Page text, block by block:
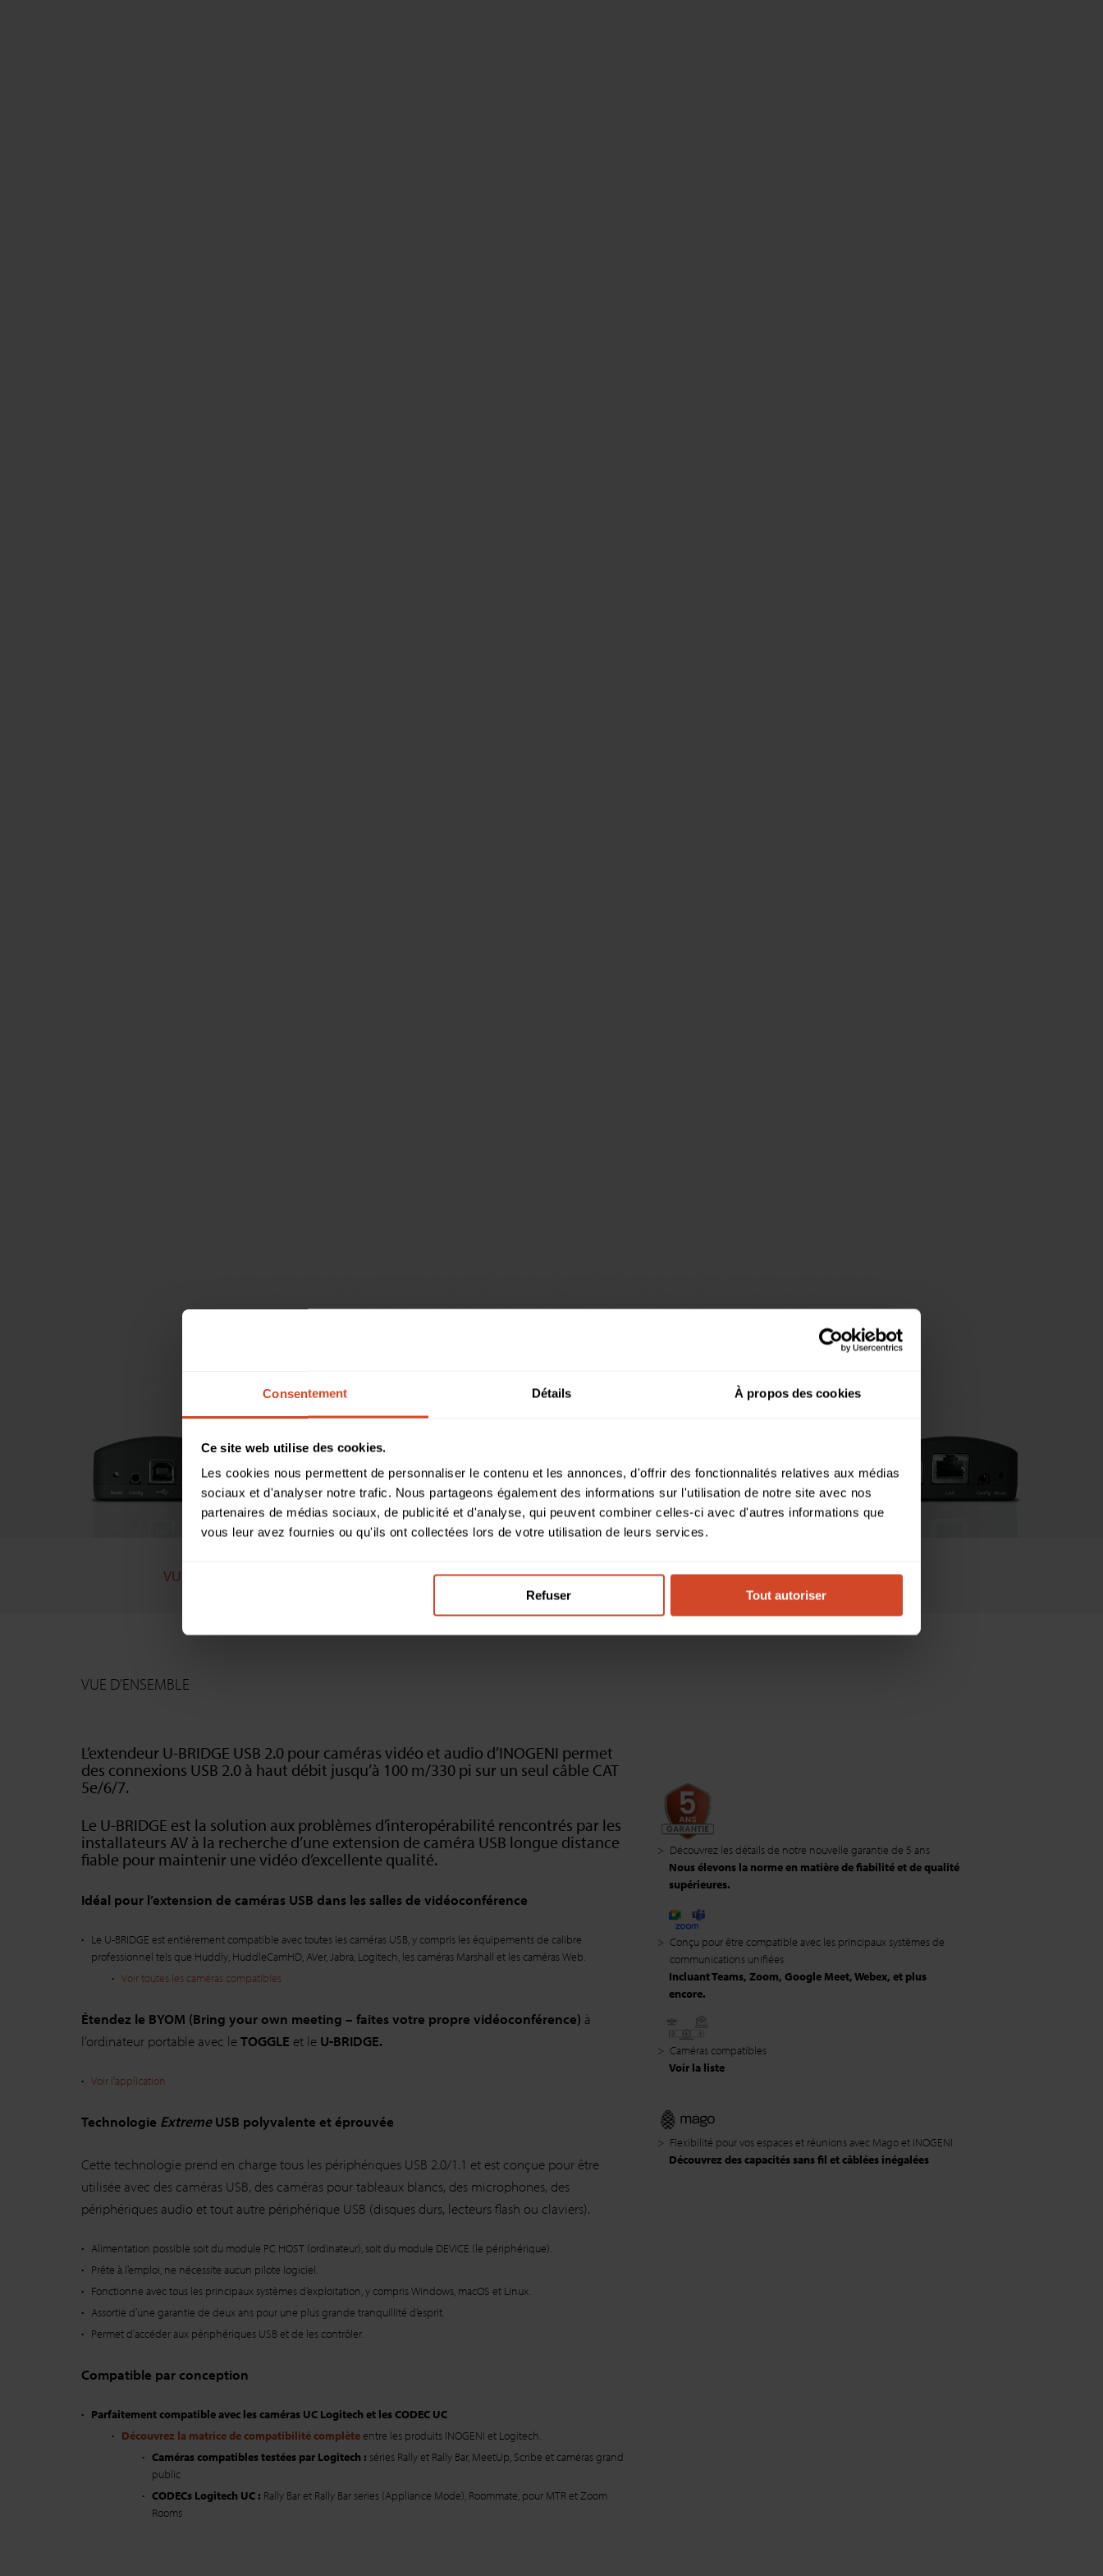
Consentement Détails À propos des cookies
Ce site web utilise des cookies.
Les cookies nous permettent de personnaliser le contenu et les annonces, d'offrir des fonctionnalités relatives aux médias
sociaux et d'analyser notre trafic. Nous partageons également des informations sur l'utilisation de notre site avec nos
partenaires de médias sociaux, de publicité et d'analyse, qui peuvent combiner celles-ci avec d'autres informations que
vous leur avez fournies ou qu'ils ont collectées lors de votre utilisation de leurs services.
Refuser Tout autoriser
VUE D'ENSEMBLE SPÉCIFICATIONS RESSOURCES ÉQUIPEMENTS COMPATIBLES ACHETER
VUE D'ENSEMBLE
L’extendeur U-BRIDGE USB 2.0 pour caméras vidéo et audio d’INOGENI permet
des connexions USB 2.0 à haut débit jusqu’à 100 m/330 pi sur un seul câble CAT
5e/6/7.
Le U-BRIDGE est la solution aux problèmes d’interopérabilité rencontrés par les
installateurs AV à la recherche d’une extension de caméra USB longue distance
fiable pour maintenir une vidéo d’excellente qualité.
Idéal pour l’extension de caméras USB dans les salles de vidéoconférence
Le U-BRIDGE est entièrement compatible avec toutes les caméras USB, y compris les équipements de calibre
professionnel tels que Huddly, HuddleCamHD, AVer, Jabra, Logitech, les caméras Marshall et les caméras Web.
Voir toutes les caméras compatibles
Étendez le BYOM (Bring your own meeting – faites votre propre vidéoconférence) à
l’ordinateur portable avec leTOGGLE et le U-BRIDGE.
Voir l'application
Technologie ExtremeUSB polyvalente et éprouvée
Cette technologie prend en charge tous les périphériques USB 2.0/1.1 et est conçue pour être
utilisée avec des caméras USB, des caméras pour tableaux blancs, des microphones, des
périphériques audio et tout autre périphérique USB (disques durs, lecteurs flash ou claviers).
Alimentation possible soit du module PC HOST (ordinateur), soit du module DEVICE (le périphérique).
Prête à l’emploi, ne nécessite aucun pilote logiciel.
Fonctionne avec tous les principaux systèmes d’exploitation, y compris Windows, macOS et Linux.
Assortie d’une garantie de deux ans pour une plus grande tranquillité d’esprit.
Permet d’accéder aux périphériques USB et de les contrôler.
Compatible par conception
Parfaitement compatible avec les caméras UC Logitech et les CODEC UC
Découvrez la matrice de compatibilité complèteentre les produits INOGENI et Logitech.
Caméras compatibles testées par Logitech : séries Rally et Rally Bar, MeetUp, Scribe et caméras grand
public
CODECs Logitech UC : Rally Bar et Rally Bar series (Appliance Mode), Roommate, pour MTR et Zoom
Rooms
> Découvrez les détails de notre nouvelle garantie de 5 ans
Nous élevons la norme en matière de fiabilité et de qualité
supérieures.
> Conçu pour être compatible avec les principaux systèmes de
communications unifiées
Incluant Teams, Zoom, Google Meet, Webex, et plus
encore.
> Caméras compatibles
Voir la liste
> Flexibilité pour vos espaces et réunions avec Mago et INOGENI
Découvrez des capacités sans fil et câblées inégalées